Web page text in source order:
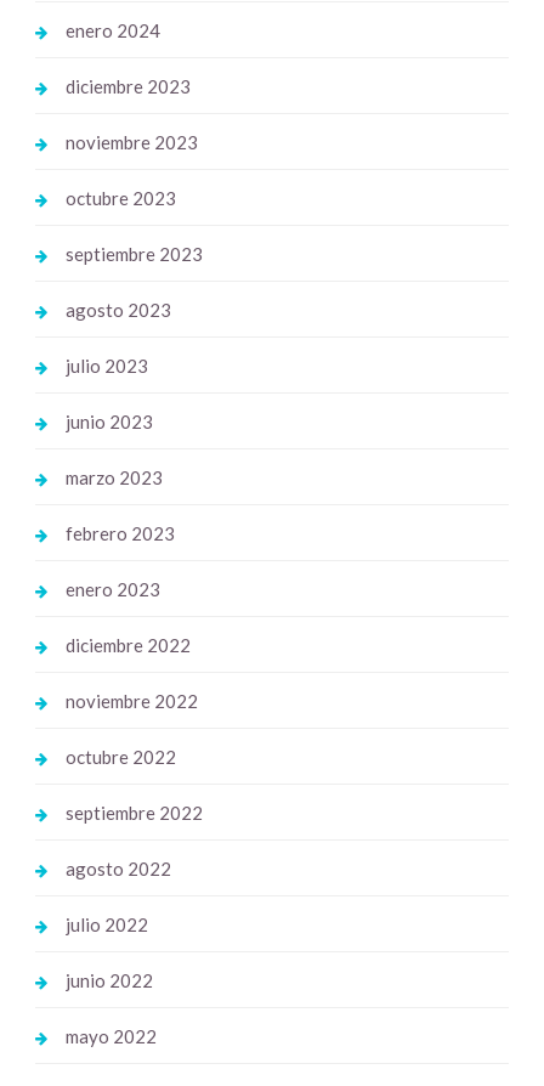
enero 2024
diciembre 2023
noviembre 2023
octubre 2023
septiembre 2023
agosto 2023
julio 2023
junio 2023
marzo 2023
febrero 2023
enero 2023
diciembre 2022
noviembre 2022
octubre 2022
septiembre 2022
agosto 2022
julio 2022
junio 2022
mayo 2022